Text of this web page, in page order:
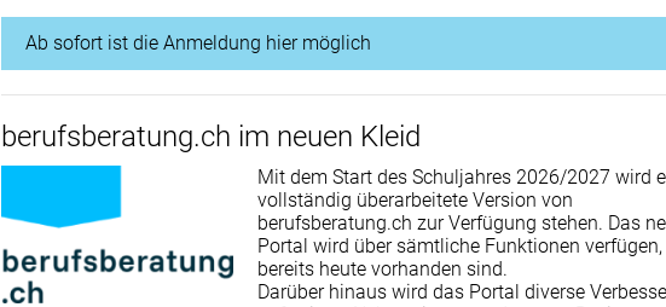
Ab sofort ist die Anmeldung hier möglich
berufsberatung.ch im neuen Kleid
Mit dem Start des Schuljahres 2026/2027 wird
vollständig überarbeitete Version von
berufsberatung.ch zur Verfügung stehen. Das
Portal wird über sämtliche Funktionen
bereits heute vorhanden sind.
Darüber hinaus wird das Portal diverse